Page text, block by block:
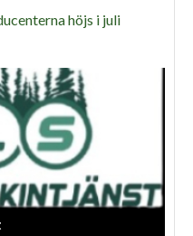
höjs i juli